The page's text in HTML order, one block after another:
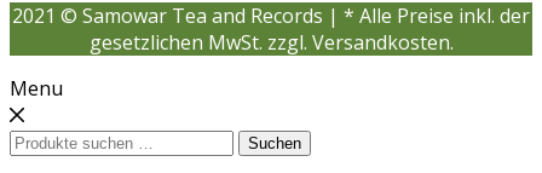
2021 © Samowar Tea and Records | * Alle Preise inkl. der
gesetzlichen MwSt. zzgl. Versandkosten.
Menu
Suchen
Suchen